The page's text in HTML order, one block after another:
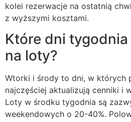
kolei rezerwacje na ostatnią
z wyższymi kosztami.
Które dni
na loty?
Wtorki i środy to dni, w których
najczęściej aktualizują cenniki i
Loty w środku tygodnia są
weekendowych o 20-40%.